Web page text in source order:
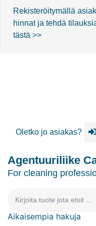
Rekisteröitymällä
hinnat ja tehdä
tästä >>
Oletko jo asiakas?
Agentuuriliike
For cleaning
Aikaisempia hakuja